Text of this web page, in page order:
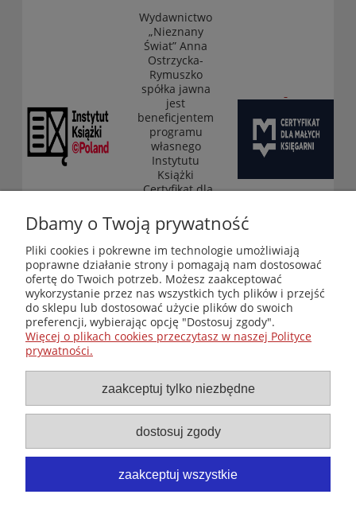
Wydawnictwo
„Nieznany
Świat” Anna
Ostrzycka-
Rymuszko
spółka jawna
jest
beneficjentem
programu
własnego
Instytutu
Książki
„Certyfikat dla
księgarni”
(edycja 2025-
2026)
Księgarnia-Galeria "Nieznany Świat" - internetowy sklep
ezoteryczny online
Zapraszamy również do odwiedzenia naszej księgarni
stacjonarnej przy ul. Kredytowej 2 w Warszawie
© Copyright 2014-2026 Wydawnictwo "Nieznany Świat"
Wszelkie prawa zastrzeżone
Dbamy o Twoją prywatność
Pliki cookies i pokrewne im technologie umożliwiają
poprawne działanie strony i pomagają nam dostosować
ofertę do Twoich potrzeb. Możesz zaakceptować
wykorzystanie przez nas wszystkich tych plików i przejść
do sklepu lub dostosować użycie plików do swoich
preferencji, wybierając opcję "Dostosuj zgody".
Więcej o plikach cookies przeczytasz w naszej Polityce
prywatności.
zaakceptuj tylko niezbędne
dostosuj zgody
zaakceptuj wszystkie